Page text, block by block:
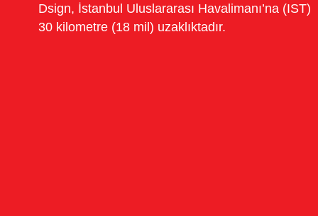
Dsign, İstanbul Uluslararası Havalimanı’na (IST)
30 kilometre (18 mil) uzaklıktadır.